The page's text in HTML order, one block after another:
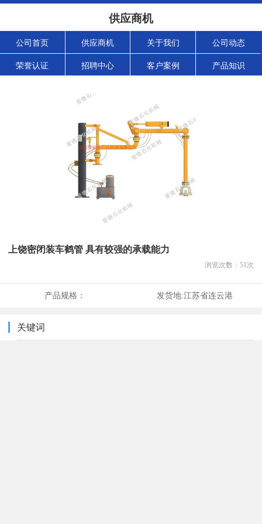
供应商机
公司首页 供应商机 关于我们 公司动态
荣誉认证 招聘中心 客户案例 产品知识
上饶密闭装车鹤管 具有较强的承载能力
浏览次数： 51次
产品规格： 发货地:江苏省连云港
关键词